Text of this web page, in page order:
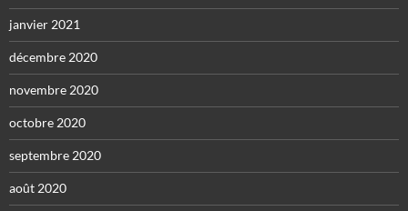
janvier 2021
décembre 2020
novembre 2020
octobre 2020
septembre 2020
août 2020